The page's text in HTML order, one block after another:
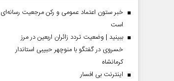
خبر ستون اعتماد عمومی و رکن مرجعیت رسانه‌ای
است
ببینید | وضعیت تردد زائران اربعین در مرز
خسروی در گفتگو با منوچهر حبیبی استاندار
کرمانشاه
اینترنت بی افسار